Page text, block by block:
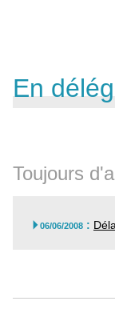
En
Toujours
06/06/2008 :